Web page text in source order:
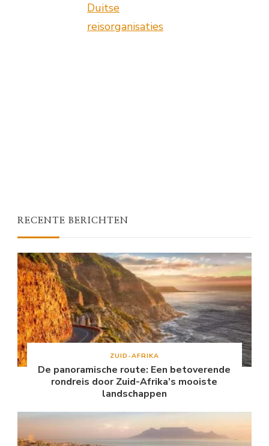
Duitse
reisorganisaties
RECENTE BERICHTEN
ZUID-AFRIKA
De panoramische route: Een betoverende
rondreis door Zuid-Afrika’s mooiste
landschappen